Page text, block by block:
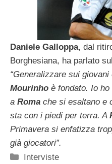
Daniele Galloppa, dal
Borghesiana, ha parlato
“Generalizzare sui
Mourinho è fondato. Io
a Roma che si esaltano e
sta con i piedi per terra. A
Primavera si enfatizza
già giocatori”.
Categorie
Interviste